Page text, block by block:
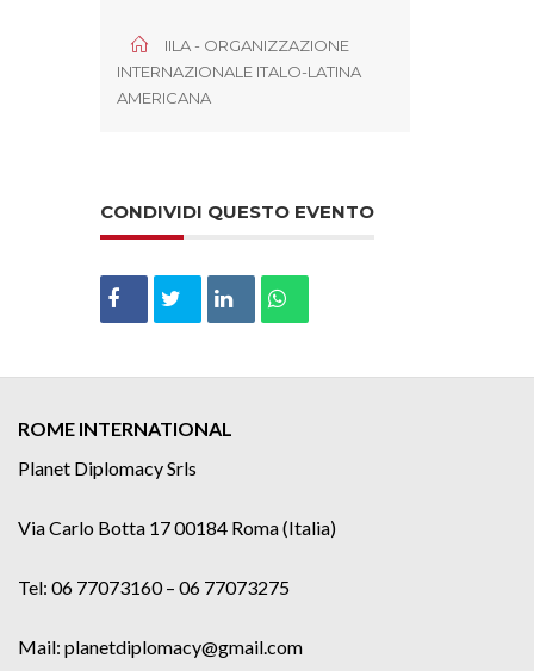
IILA - ORGANIZZAZIONE
INTERNAZIONALE ITALO-LATINA
AMERICANA
CONDIVIDI QUESTO EVENTO
ROME INTERNATIONAL
Planet Diplomacy Srls
Via Carlo Botta 17 00184 Roma (Italia)
Tel: 06 77073160 – 06 77073275
Mail: planetdiplomacy@gmail.com